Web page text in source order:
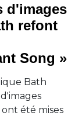
d'images
refont
Song »
Bath
été mises